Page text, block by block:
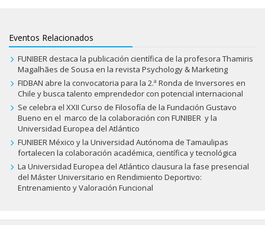
Eventos Relacionados
FUNIBER destaca la publicación científica de la profesora Thamiris
Magalhães de Sousa en la revista Psychology & Marketing
FIDBAN abre la convocatoria para la 2.ª Ronda de Inversores en
Chile y busca talento emprendedor con potencial internacional
Se celebra el XXII Curso de Filosofía de la Fundación Gustavo
Bueno en el marco de la colaboración con FUNIBER y la
Universidad Europea del Atlántico
FUNIBER México y la Universidad Autónoma de Tamaulipas
fortalecen la colaboración académica, científica y tecnológica
La Universidad Europea del Atlántico clausura la fase presencial
del Máster Universitario en Rendimiento Deportivo:
Entrenamiento y Valoración Funcional